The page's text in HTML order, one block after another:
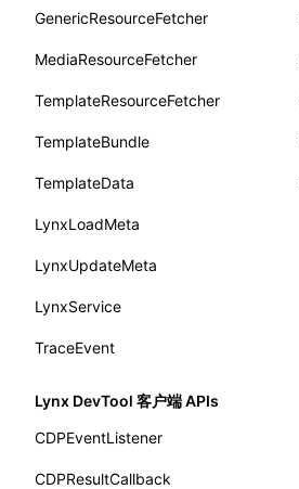
变量: root
变量: useErrorBoundary
CatalogManifest
CatalogSchema
ComponentInstance
FunctionImpl()
FunctionManifest
Resource
ServerToClientMessage
SurfaceId
variables
basicFunctions
functionRegistry
a2ui-catalog-extractor
border-bottom-color
profileEnd()
table()
time()
timeEnd()
timeLog()
warn()
fetch
setInterval()
setTimeout()
getSessionStorageItem
getTextInfo()
GlobalProps
performance
createObserver()
profileStart()
profileEnd()
profileMark()
profileFlowId()
lynx.getSessionStorageItem()
lynx.setSessionStorageItem()
lynx.subscribeSessionStorage()
lynx.unsubscribeSessionStorage()
LazyBundleEntry
ReloadBundleEntry
findViewByName
loadTemplate
<lynx-view>
reload
removeLynxViewClient
sendGlobalEvent
setExtraTiming
updateFontScale
updateMetaData
updateViewport
onFlushFinish
onKeyEvent
onLoadSuccess
onLynxEvent
onLynxViewAndJSRuntimeDestroy
onModuleMethodInvoked
onPageStart
onPageUpdate
onPerformanceEvent
onPiperInvoked
onReceivedError
onReceivedJavaError
sendGlobalEvent
updateFontScale
updateMetaData
updateViewport
GenericResourceFetcher
cancel
fetchResourcePath
fetchResource
fetchStream
MediaResourceFetcher
fetchImage
isLocalResource
shouldRedirectUrl
TemplateResourceFetcher
fetchTemplate
TemplateBundle
fromTemplateAsyncWithOption
fromTemplateAsync
fromTemplate
getErrorMessage
getExtraInfo
getTemplateSize
isElementBundleValid
isValid
TemplateData
constructor
data
fromMap
fromString
merge
LynxLoadMeta
LynxUpdateMeta
LynxService
TraceEvent
Lynx DevTool 客户端 APIs
CDPEventListener
CDPResultCallback